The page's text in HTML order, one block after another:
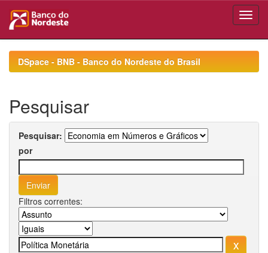
navigationDSpace - BNB - Banco do Nordeste do Brasil
Pesquisar
Pesquisar:
por
Filtros correntes: